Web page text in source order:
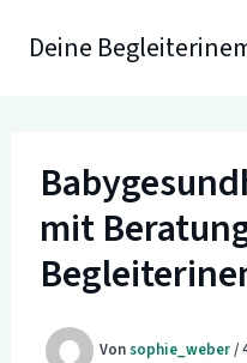
InhaltDeine
mit
Vonsophie_weber/